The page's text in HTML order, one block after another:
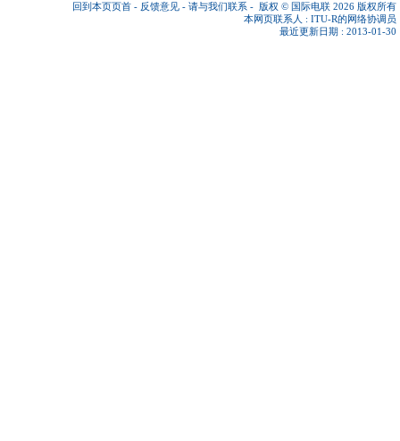
回到本页页首 - 反馈意见 - 请与我们联系 - 版权 © 国际电联 2026 版权所有
本网页联系人 : ITU-R的网络协调员
最近更新日期 : 2013-01-30